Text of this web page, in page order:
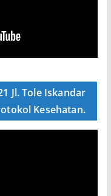
Jl. Tole Iskandar
Kesehatan.